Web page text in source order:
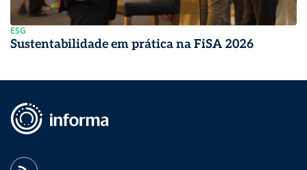
ESG
Sustentabilidade em prática na FiSA 2026